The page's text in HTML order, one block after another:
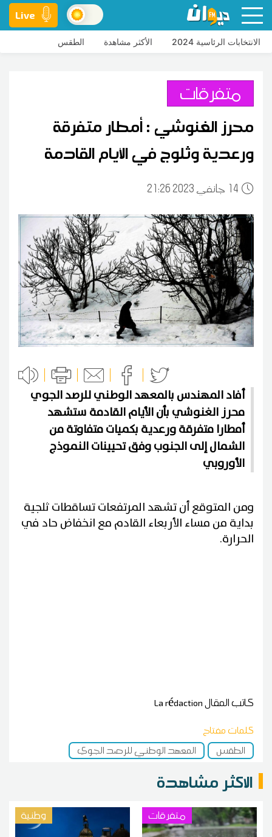
Live
الانتخابات الرئاسية 2024 الأكثر مشاهدة الطقس
متفرقات
محرز الغنوشي : أمطار متفرقة
ورعدية وثلوج في الأيام القادمة
14 21:26 2023 جانفي
أفاد المهندس بالمعهد الوطني للرصد الجوي
محرز الغنوشي بأن الأيام القادمة ستشهد
أمطارا متفرقة ورعدية بكميات متفاوتة من
الشمال إلى الجنوب وفق تحيينات النموذج
الأوروبي
ومن المتوقع أن تشهد المرتفعات تساقطات ثلجية
بداية من مساء الأربعاء القادم مع انخفاض حاد في
الحرارة.
كاتب المقالLa rédaction
كلمات مفتاح
الطقس
المعهد الوطني للرصد الجوي
الاكثر مشاهدة
متفرقات وطنية